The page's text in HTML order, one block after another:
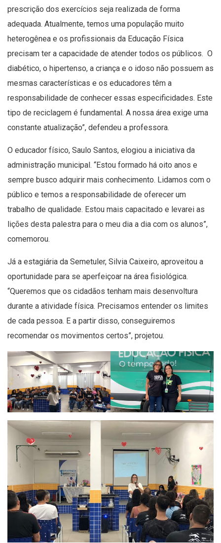
prescrição dos exercícios seja realizada de forma
adequada. Atualmente, temos uma população muito
heterogênea e os profissionais da Educação Física
precisam ter a capacidade de atender todos os públicos. O
diabético, o hipertenso, a criança e o idoso não possuem as
mesmas características e os educadores têm a
responsabilidade de conhecer essas especificidades. Este
tipo de reciclagem é fundamental. A nossa área exige uma
constante atualização”, defendeu a professora.
O educador físico, Saulo Santos, elogiou a iniciativa da
administração municipal. “Estou formado há oito anos e
sempre busco adquirir mais conhecimento. Lidamos com o
público e temos a responsabilidade de oferecer um
trabalho de qualidade. Estou mais capacitado e levarei as
lições desta palestra para o meu dia a dia com os alunos”,
comemorou.
Já a estagiária da Semetuler, Silvia Caixeiro, aproveitou a
oportunidade para se aperfeiçoar na área fisiológica.
“Queremos que os cidadãos tenham mais desenvoltura
durante a atividade física. Precisamos entender os limites
de cada pessoa. E a partir disso, conseguiremos
recomendar os movimentos certos”, projetou.